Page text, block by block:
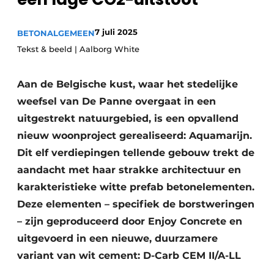
Privacy / Cookie statement
Vacature aanmelden
Video’s
BETONALGEMEEN7 juli 2025
Tekst & beeld | Aalborg White
Aan de Belgische kust, waar het stedelijke
weefsel van De Panne overgaat in een
uitgestrekt natuurgebied, is een opvallend
nieuw woonproject gerealiseerd: Aquamarijn.
Dit elf verdiepingen tellende gebouw trekt de
aandacht met haar strakke architectuur en
karakteristieke witte prefab betonelementen.
Deze elementen – specifiek de borstweringen
– zijn geproduceerd door Enjoy Concrete en
uitgevoerd in een nieuwe, duurzamere
variant van wit cement: D-Carb CEM II/A-LL